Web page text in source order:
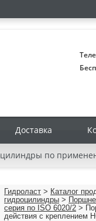
Доставка
по
Гидроласт > Каталог
гидроцилиндры >
серия по ISO 6020/2 >
действия с креплением